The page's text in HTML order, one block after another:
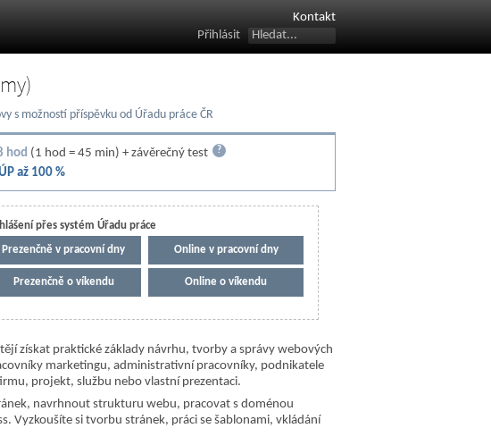
Kontakt
Přihlásit
s možností příspěvku od Úřadu práce ČR
hod (1 hod = 45 min) + závěrečný test ?
až 100 %
přes systém Úřadu práce
prezenčně v pracovní dny online v pracovní dny
prezenčně o víkendu online o víkendu
získat praktické základy návrhu, tvorby a správy webových
marketingu, administrativní pracovníky, podnikatele
projekt, službu nebo vlastní prezentaci.
navrhnout strukturu webu, pracovat s doménou
Vyzkoušíte si tvorbu stránek, práci se šablonami, vkládání